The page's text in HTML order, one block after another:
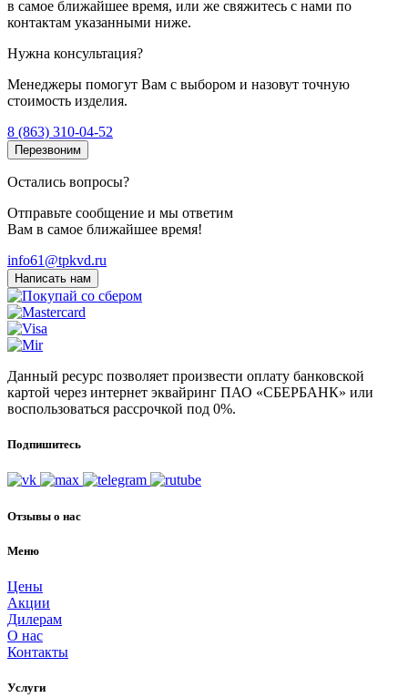
в самое ближайшее время, или же свяжитесь с нами по
контактам указанными ниже.
Нужна консультация?
Менеджеры помогут Вам с выбором и назовут точную
стоимость изделия.
8 (863) 310-04-52
Перезвоним
Остались вопросы?
Отправьте сообщение и мы ответим
Вам в самое ближайшее время!
info61@tpkvd.ru
Написать нам
Данный ресурс позволяет произвести оплату банковской
картой через интернет эквайринг ПАО «СБЕРБАНК» или
воспользоваться рассрочкой под 0%.
Подпишитесь
Отзывы о нас
Меню
Цены
Акции
Дилерам
О нас
Контакты
Услуги